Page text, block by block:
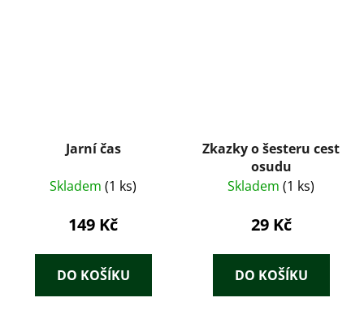
Jarní čas
Skladem (1 ks)
149 Kč
DO KOŠÍKU
Zkazky o šesteru cest
osudu
Skladem (1 ks)
29 Kč
DO KOŠÍKU